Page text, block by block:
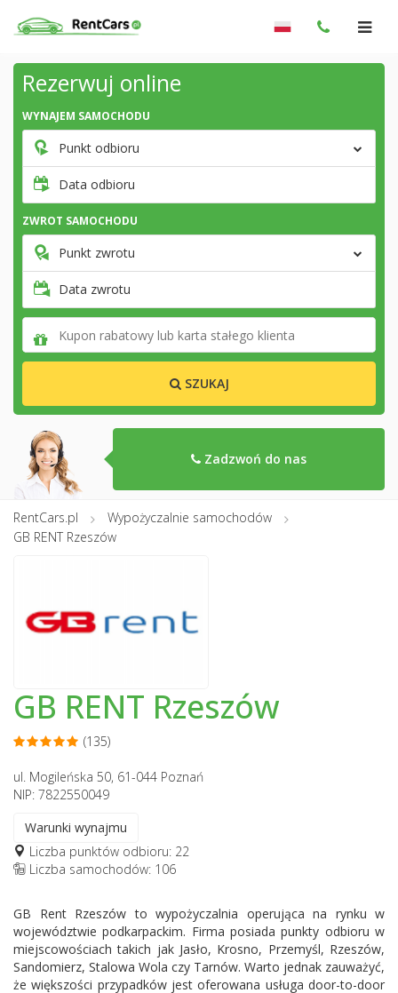
Rezerwuj online
WYNAJEM SAMOCHODU
Punkt odbioru
Data odbioru
ZWROT SAMOCHODU
Punkt zwrotu
Data zwrotu
SZUKAJ
Zadzwoń do nas
RentCars.pl
Wypożyczalnie samochodów
GB RENT Rzeszów
GB RENT Rzeszów
(135)
ul. Mogileńska 50, 61-044 Poznań
NIP: 7822550049
Warunki wynajmu
Liczba punktów odbioru: 22
Liczba samochodów: 106
GB Rent Rzeszów to wypożyczalnia operująca na rynku w
województwie podkarpackim. Firma posiada punkty odbioru w
miejscowościach takich jak Jasło, Krosno, Przemyśl, Rzeszów,
Sandomierz, Stalowa Wola czy Tarnów. Warto jednak zauważyć,
że większości przypadków jest oferowana usługa door-to-door